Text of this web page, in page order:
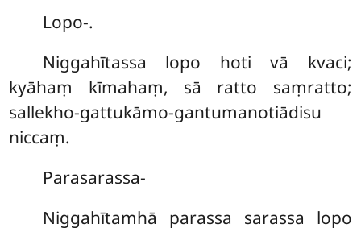
Lopo-.
Niggahītassa lopo hoti vā kvaci;
kyāhaṃ kīmahaṃ, sā ratto saṃratto;
sallekho-gattukāmo-gantumanotiādisu
niccaṃ.
Parasarassa-
Niggahītamhā parassa sarassa lopo